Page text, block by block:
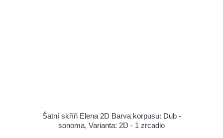
Šatní skříň Elena 2D Barva korpusu: Dub -
sonoma, Varianta: 2D - 1 zrcadlo